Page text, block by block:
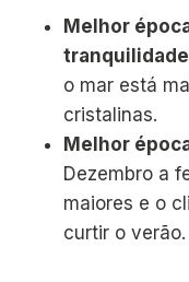
Melhor
tranquilidade
o mar está
cristalinas.
Melhor
Dezembro a
maiores e o
curtir o verão.